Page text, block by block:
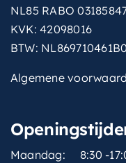
NL85 RABO
KVK: 42098016
BTW:
Algemene
Maandag:
8:30 -